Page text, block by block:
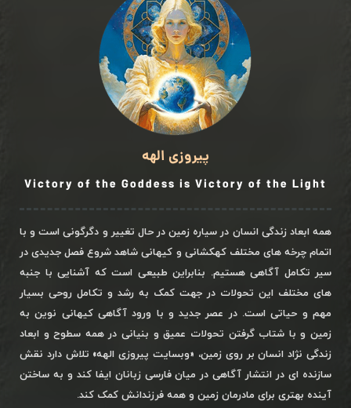
پیروزی الهه
Victory of the Goddess is Victory of the Light
همه ابعاد زندگی انسان در سیاره زمین در حال تغییر و دگرگونی است و با
اتمام چرخه های مختلف کهکشانی و کیهانی شاهد شروع فصل جدیدی در
سیر تکامل آگاهی هستیم. بنابراین طبیعی است که آشنایی با جنبه
های مختلف این تحولات در جهت کمک به رشد و تکامل روحی بسیار
مهم و حیاتی است. در عصر جدید و با ورود آگاهی کیهانی نوین به
زمین و با شتاب گرفتن تحولات عمیق و بنیانی در همه سطوح و ابعاد
زندگی نژاد انسان بر روی زمین، «وبسایت پیروزی الهه» تلاش دارد نقش
سازنده ای در انتشار آگاهی در میان فارسی زبانان ایفا کند و به ساختن
آینده بهتری برای مادرمان زمین و همه فرزندانش کمک کند.